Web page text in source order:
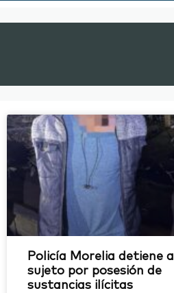
Policía Morelia detiene a
sujeto por posesión de
sustancias ilícitas